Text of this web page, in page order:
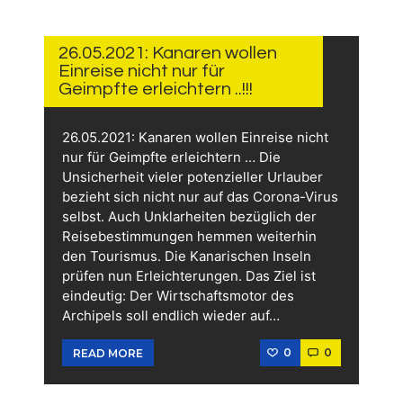
26.05.2021: Kanaren wollen
Einreise nicht nur für
Geimpfte erleichtern ..!!!
26.05.2021: Kanaren wollen Einreise nicht
nur für Geimpfte erleichtern … Die
Unsicherheit vieler potenzieller Urlauber
bezieht sich nicht nur auf das Corona-Virus
selbst. Auch Unklarheiten bezüglich der
Reisebestimmungen hemmen weiterhin
den Tourismus. Die Kanarischen Inseln
prüfen nun Erleichterungen. Das Ziel ist
eindeutig: Der Wirtschaftsmotor des
Archipels soll endlich wieder auf…
READ MORE 0 0